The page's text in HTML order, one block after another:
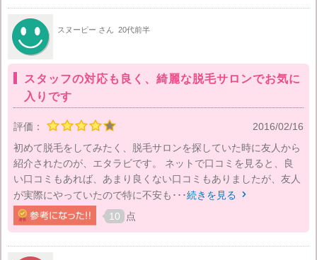
スヌーピー さん 20代前半
スタッフの対応も良く、綺麗な脱毛サロンでお気に
入りです
評価：
2016/02/16
初めて脱毛をしてみたく、脱毛サロンを探していた時に友人から
紹介されたのが、エタラビです。 ネットで口コミを見ると、良
い口コミもあれば、あまり良くない口コミもありましたが、友人
が実際にやっていたので特に不安も･･･続きを見る 
10 点